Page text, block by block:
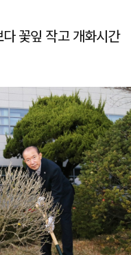
꽃잎 작고 개화시간